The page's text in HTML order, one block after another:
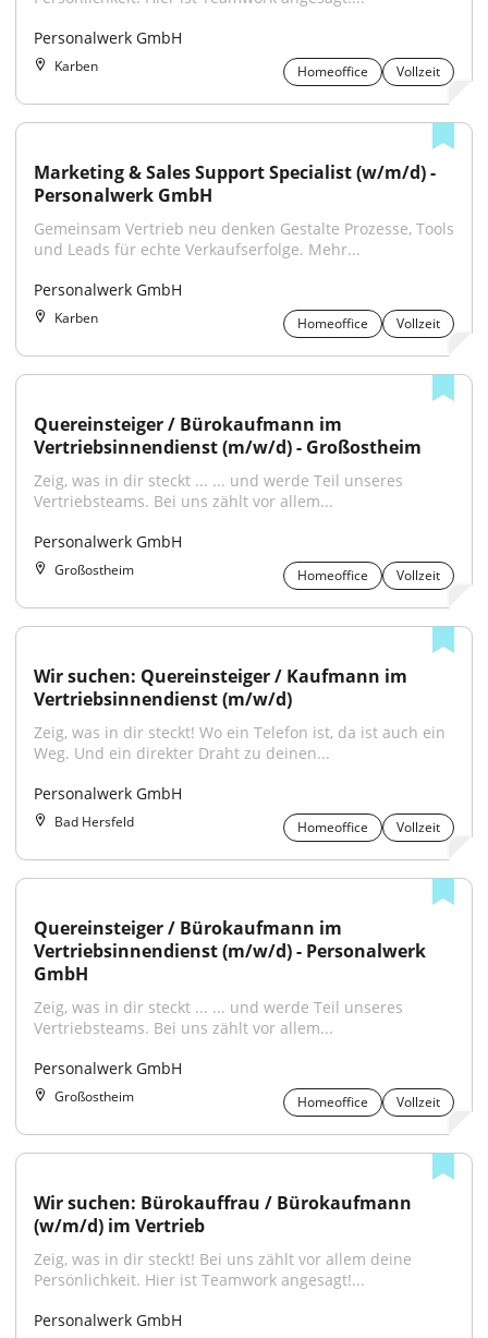
Personalwerk GmbH
Karben Homeoffice Vollzeit
Marketing & Sales Support Specialist (w/m/d) -
Personalwerk GmbH
Gemeinsam Vertrieb neu denken Gestalte Prozesse, Tools
und Leads für echte Verkaufserfolge. Mehr...
Personalwerk GmbH
Karben Homeoffice Vollzeit
Quereinsteiger / Bürokaufmann im
Vertriebsinnendienst (m/w/d) - Großostheim
Zeig, was in dir steckt ... ... und werde Teil unseres
Vertriebsteams. Bei uns zählt vor allem...
Personalwerk GmbH
Großostheim Homeoffice Vollzeit
Wir suchen: Quereinsteiger / Kaufmann im
Vertriebsinnendienst (m/w/d)
Zeig, was in dir steckt! Wo ein Telefon ist, da ist auch ein
Weg. Und ein direkter Draht zu deinen...
Personalwerk GmbH
Bad Hersfeld Homeoffice Vollzeit
Quereinsteiger / Bürokaufmann im
Vertriebsinnendienst (m/w/d) - Personalwerk
GmbH
Zeig, was in dir steckt ... ... und werde Teil unseres
Vertriebsteams. Bei uns zählt vor allem...
Personalwerk GmbH
Großostheim Homeoffice Vollzeit
Wir suchen: Bürokauffrau / Bürokaufmann
(w/m/d) im Vertrieb
Zeig, was in dir steckt! Bei uns zählt vor allem deine
Persönlichkeit. Hier ist Teamwork angesagt!...
Personalwerk GmbH